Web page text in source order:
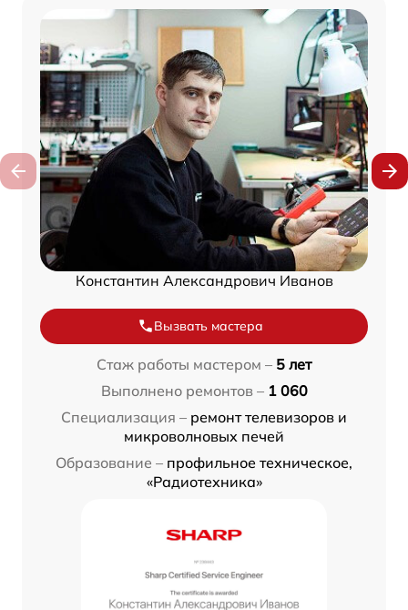
Константин Александрович Иванов
Вызвать мастера
Стаж работы мастером – 5 лет
Выполнено ремонтов – 1 060
Специализация – ремонт телевизоров и
микроволновых печей
Образование – профильное техническое,
«Радиотехника»